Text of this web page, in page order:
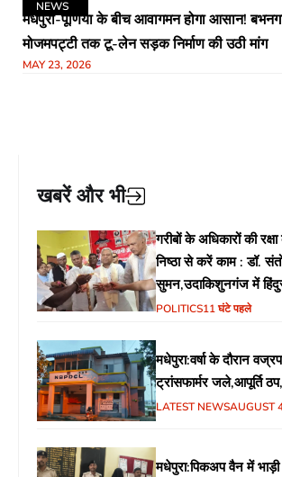
NEWS
मधेपुरा-पूर्णिया के बीच आवागमन होगा आसान!
मोजमपट्टी तक टू-लेन सड़क निर्माण की उठी मांग
MAY 23, 2026
खबरें और भी
गरीबों के अधिकारों की रक्षा
निष्ठा से करें काम : डॉ.
सुमन,उदाकिशुनगंज में
गरीब चौपाल में शिक्षा,
POLITICS11 घंटे पहले
मधेपुरा:वर्षा के दौरान
ट्रांसफार्मर जले,आपूर्ति
LATEST NEWSAUGUST
मधेपुरा:पिकअप वैन में